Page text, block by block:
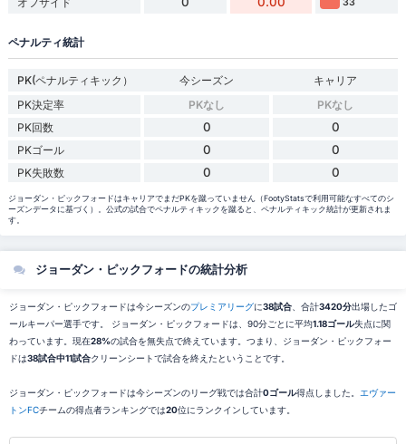
ペナルティ統計
PK(ペナルティキック） 今シーズン
キャリア
PK決定率
PKなし
PKなし
PK回数
0 0
PKゴール 0 0
PK失敗数 0 0
ジョーダン・ピックフォードはキャリアでまだPKを蹴っていません（FootyStatsで利用可能なすべてのシ
ーズンデータに基づく）。公式の試合でペナルティキックを蹴ると、ペナルティキック統計が更新されま
す。
ジョーダン・ピックフォードの統計分析
ジョーダン・ピックフォードは今シーズンのプレミアリーグに38試合、合計3420分出場したゴ
ールキーパー選手です。 ジョーダン・ピックフォードは、90分ごとに平均1.18ゴール失点に関
わっています。現在28%の試合を無失点で終えています。つまり、ジョーダン・ピックフォー
ドは38試合中11試合クリーンシートで試合を終えたということです。
ジョーダン・ピックフォードは今シーズンのリーグ戦では合計0ゴール得点しました。 エヴァー
トンFCチームの得点者ランキングでは20位にランクインしています。